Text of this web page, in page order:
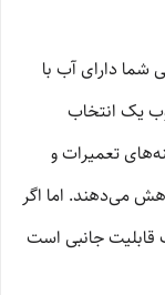
شما دارای آب با
یک انتخاب
تعمیرات و
می‌دهند. اما اگر
جانبی است